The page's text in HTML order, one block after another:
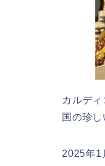
カルデ
国の珍
2025年1